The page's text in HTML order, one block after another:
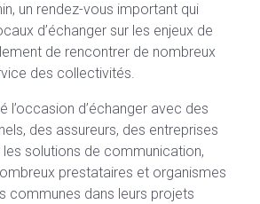
un rendez-vous important qui
d’échanger sur les enjeux de
de rencontrer de nombreux
des collectivités.
l’occasion d’échanger avec des
des assureurs, des entreprises
solutions de communication,
prestataires et organismes
communes dans leurs projets